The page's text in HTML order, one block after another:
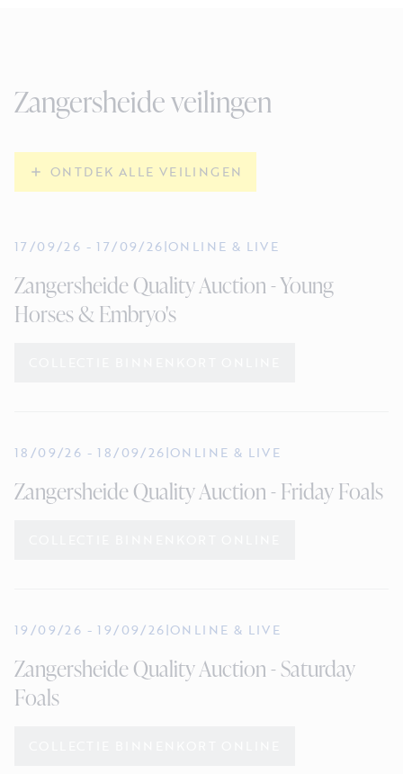
Zangersheide veilingen
ONTDEK ALLE VEILINGEN
17/09/26 -17/09/26|ONLINE & LIVE
Zangersheide Quality Auction - Young
Horses & Embryo's
18/09/26 -18/09/26|ONLINE & LIVE
Zangersheide Quality Auction - Friday Foals
19/09/26 -19/09/26|ONLINE & LIVE
Zangersheide Quality Auction - Saturday
Foals